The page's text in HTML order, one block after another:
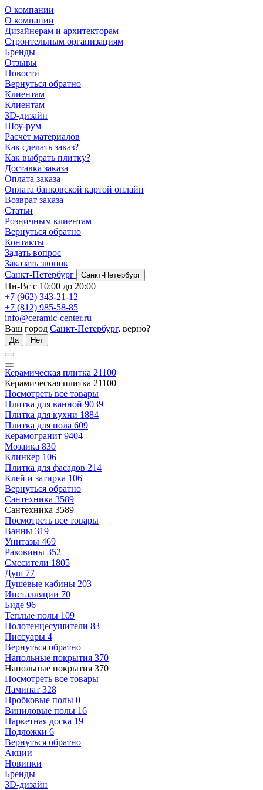
О компании
О компании
Дизайнерам и архитекторам
Строительным организациям
Бренды
Отзывы
Новости
Вернуться обратно
Клиентам
Клиентам
3D-дизайн
Шоу-рум
Расчет материалов
Как сделать заказ?
Как выбрать плитку?
Доставка заказа
Оплата заказа
Оплата банковской картой онлайн
Возврат заказа
Статьи
Розничным клиентам
Вернуться обратно
Контакты
Задать вопрос
Заказать звонок
Санкт-Петербург
Санкт-Петербург
Пн-Вс с 10:00 до 20:00
+7 (962) 343-21-12
+7 (812) 985-58-85
info@ceramic-center.ru
Ваш город Санкт-Петербург, верно?
Да Нет
Керамическая плитка 21100
Керамическая плитка 21100
Посмотреть все товары
Плитка для ванной 9039
Плитка для кухни 1884
Плитка для пола 609
Керамогранит 9404
Мозаика 830
Клинкер 106
Плитка для фасадов 214
Клей и затирка 106
Вернуться обратно
Сантехника 3589
Сантехника 3589
Посмотреть все товары
Ванны 319
Унитазы 469
Раковины 352
Смесители 1805
Душ 77
Душевые кабины 203
Инсталляции 70
Биде 96
Теплые полы 109
Полотенцесушители 83
Писсуары 4
Вернуться обратно
Напольные покрытия 370
Напольные покрытия 370
Посмотреть все товары
Ламинат 328
Пробковые полы 0
Виниловые полы 16
Паркетная доска 19
Подложки 6
Вернуться обратно
Акции
Новинки
Бренды
3D-дизайн